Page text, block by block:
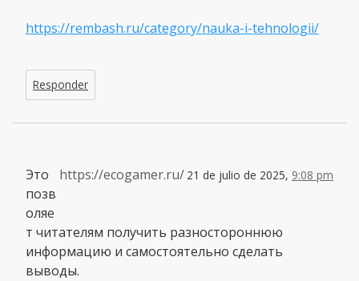
https://rembash.ru/category/nauka-i-tehnologii/
Responder
https://ecogamer.ru/ 21 de julio de 2025, 9:08 pm
Это
позв
оляе
т читателям получить разностороннюю
информацию и самостоятельно сделать
выводы.